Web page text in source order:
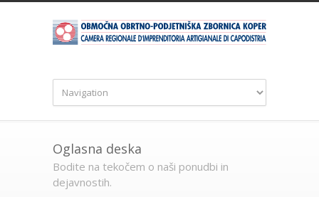
Oglasna deska
Bodite na tekočem o naši ponudbi in
dejavnostih.